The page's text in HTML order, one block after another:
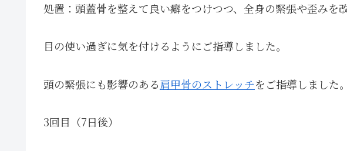
処置：頭蓋骨を整えて良い癖をつけつつ、全身の緊張や歪みを
目の使い過ぎに気を付けるようにご指導しました。
頭の緊張にも影響のある肩甲骨のストレッチをご指導しました。
3回目（7日後）